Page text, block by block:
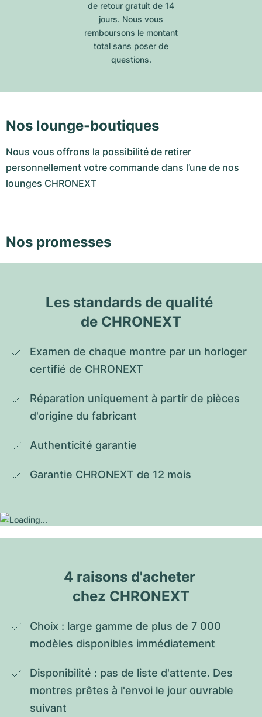
de retour gratuit de 14
jours. Nous vous
remboursons le montant
total sans poser de
questions.
Nos lounge-boutiques
Nous vous offrons la possibilité de retirer
personnellement votre commande dans l’une de nos
lounges CHRONEXT
Nos promesses
Les standards de qualité
de CHRONEXT
Examen de chaque montre par un horloger
certifié de CHRONEXT
Réparation uniquement à partir de pièces
d'origine du fabricant
Authenticité garantie
Garantie CHRONEXT de 12 mois
4 raisons d'acheter
chez CHRONEXT
Choix : large gamme de plus de 7 000
modèles disponibles immédiatement
Disponibilité : pas de liste d'attente. Des
montres prêtes à l'envoi le jour ouvrable
suivant